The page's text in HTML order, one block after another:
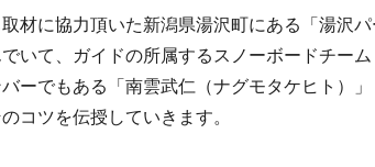
材に協力頂いた新潟県湯沢町にある「湯沢
いて、ガイドの所属するスノーボードチーム
ーでもある「南雲武仁（ナグモタケヒト）
コツを伝授していきます。